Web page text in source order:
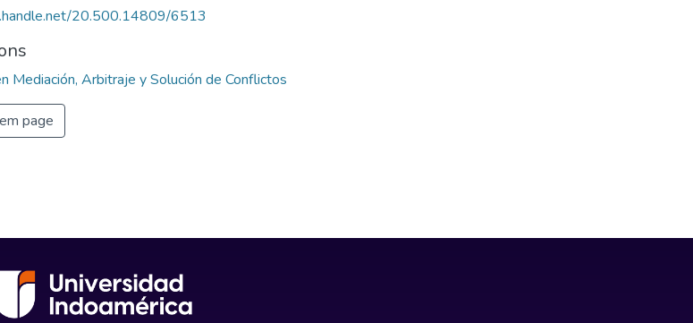
20.500.14809/6513
Mediación, Arbitraje y Solución de Conflictos
page